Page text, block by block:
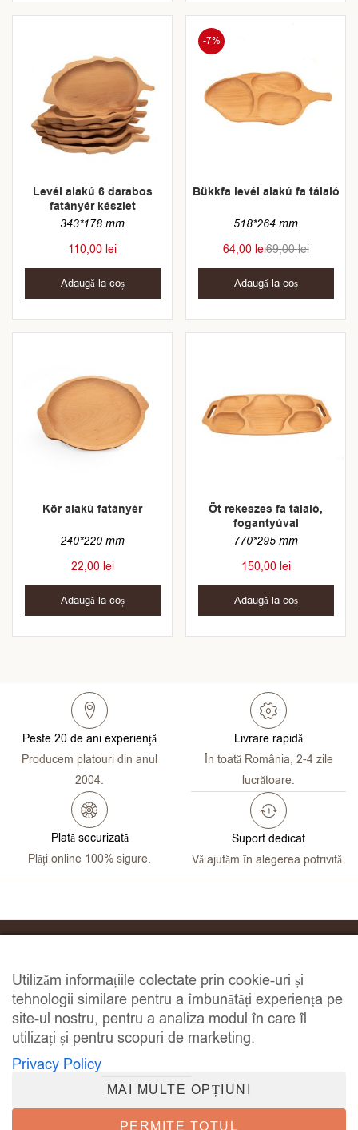
Levél alakú 6 darabos
fatányér készlet
343*178 mm
110,00 lei
Adaugă la coș
-7%
Bükkfa levél alakú fa tálaló
518*264 mm
64,00 lei69,00lei
Adaugă la coș
Kör alakú fatányér
240*220 mm
22,00 lei
Adaugă la coș
Öt rekeszes fa tálaló,
fogantyúval
770*295 mm
150,00 lei
Adaugă la coș
Peste 20 de ani experiență
Producem platouri din anul
2004.
Livrare rapidă
În toată România, 2-4 zile
lucrătoare.
Plată securizată
Plăți online 100% sigure.
Suport dedicat
Vă ajutăm în alegerea potrivită.
+40 758 133 707
office@faboltray.com
Contul meu
Utilizăm informațiile colectate prin cookie-uri și
tehnologii similare pentru a îmbunătăți experiența pe
site-ul nostru, pentru a analiza modul în care îl
utilizați și pentru scopuri de marketing.
Privacy Policy
MAI MULTE OPȚIUNI